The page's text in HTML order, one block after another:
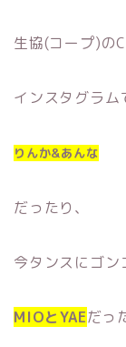
生協(コープ)の
インスタグラム
りんか&あんな
だったり、
今タンスにゴン
MIOとYAEだっ